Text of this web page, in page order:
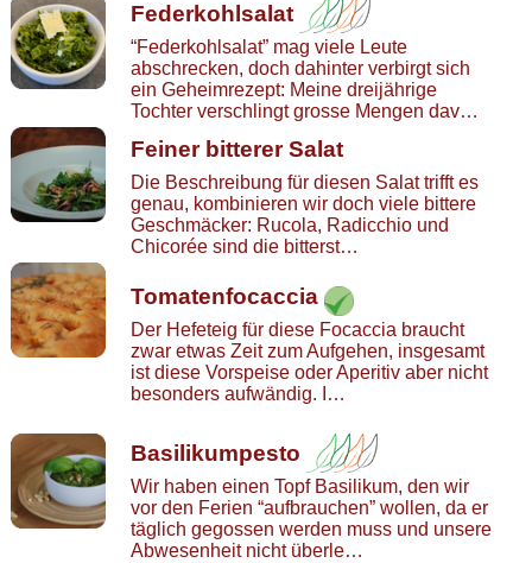
Federkohlsalat
“Federkohlsalat” mag viele Leute
abschrecken, doch dahinter verbirgt sich
ein Geheimrezept: Meine dreijährige
Tochter verschlingt grosse Mengen dav…
Feiner bitterer Salat
Die Beschreibung für diesen Salat trifft es
genau, kombinieren wir doch viele bittere
Geschmäcker: Rucola, Radicchio und
Chicorée sind die bitterst…
Tomatenfocaccia
Der Hefeteig für diese Focaccia braucht
zwar etwas Zeit zum Aufgehen, insgesamt
ist diese Vorspeise oder Aperitiv aber nicht
besonders aufwändig. I…
Basilikumpesto
Wir haben einen Topf Basilikum, den wir
vor den Ferien “aufbrauchen” wollen, da er
täglich gegossen werden muss und unsere
Abwesenheit nicht überle…